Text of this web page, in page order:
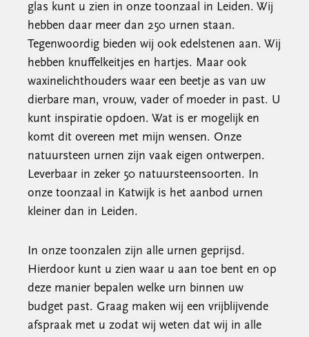
glas kunt u zien in onze toonzaal in Leiden. Wij
hebben daar meer dan 250 urnen staan.
Tegenwoordig bieden wij ook edelstenen aan. Wij
hebben knuffelkeitjes en hartjes. Maar ook
waxinelichthouders waar een beetje as van uw
dierbare man, vrouw, vader of moeder in past. U
kunt inspiratie opdoen. Wat is er mogelijk en
komt dit overeen met mijn wensen. Onze
natuursteen urnen zijn vaak eigen ontwerpen.
Leverbaar in zeker 50 natuursteensoorten. In
onze toonzaal in Katwijk is het aanbod urnen
kleiner dan in Leiden.
In onze toonzalen zijn alle urnen geprijsd.
Hierdoor kunt u zien waar u aan toe bent en op
deze manier bepalen welke urn binnen uw
budget past. Graag maken wij een vrijblijvende
afspraak met u zodat wij weten dat wij in alle